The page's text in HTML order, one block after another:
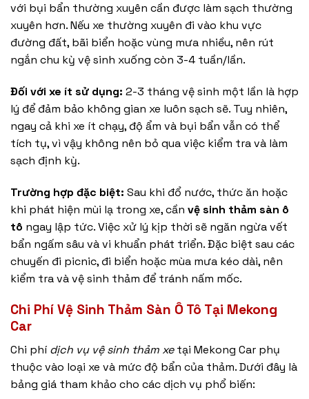
với bụi bẩn thường xuyên cần được làm sạch thường
xuyên hơn. Nếu xe thường xuyên đi vào khu vực
đường đất, bãi biển hoặc vùng mưa nhiều, nên rút
ngắn chu kỳ vệ sinh xuống còn 3-4 tuần/lần.
Đối với xe ít sử dụng: 2-3 tháng vệ sinh một lần là hợp
lý để đảm bảo không gian xe luôn sạch sẽ. Tuy nhiên,
ngay cả khi xe ít chạy, độ ẩm và bụi bẩn vẫn có thể
tích tụ, vì vậy không nên bỏ qua việc kiểm tra và làm
sạch định kỳ.
Trường hợp đặc biệt: Sau khi đổ nước, thức ăn hoặc
khi phát hiện mùi lạ trong xe, cần vệ sinh thảm sàn ô
tô ngay lập tức. Việc xử lý kịp thời sẽ ngăn ngừa vết
bẩn ngấm sâu và vi khuẩn phát triển. Đặc biệt sau các
chuyến đi picnic, đi biển hoặc mùa mưa kéo dài, nên
kiểm tra và vệ sinh thảm để tránh nấm mốc.
Chi Phí Vệ Sinh Thảm Sàn Ô Tô Tại Mekong
Car
Chi phí dịch vụ vệ sinh thảm xetại Mekong Car phụ
thuộc vào loại xe và mức độ bẩn của thảm. Dưới đây là
bảng giá tham khảo cho các dịch vụ phổ biến: